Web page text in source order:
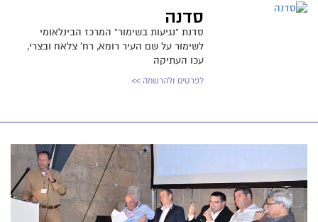
סדנה
סדנת "נגיעות בשימור" המרכז הבינלאומי
לשימור על שם העיר רומא, רח' צלאח ובצרי,
עכו העתיקה
לפרטים ולהרשמה >>